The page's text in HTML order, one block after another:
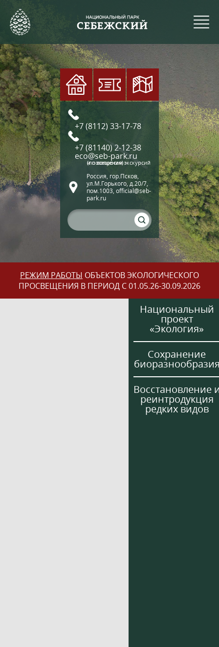
+7 (8112) 33-17-78
+7 (81140) 2-12-38
eco@seb-park.ru
(по вопросам экскурсий и посещения)
Россия, гор.Псков,
ул.М.Горького, д.20/7,
пом.1003, official@seb-
park.ru
РЕЖИМ РАБОТЫ ОБЪЕКТОВ ЭКОЛОГИЧЕСКОГО
ПРОСВЕЩЕНИЯ В ПЕРИОД С 01.05.26-30.09.2026
Национальный
проект
«Экология»
Сохранение
Восстановление
реинтродукция
редких видов